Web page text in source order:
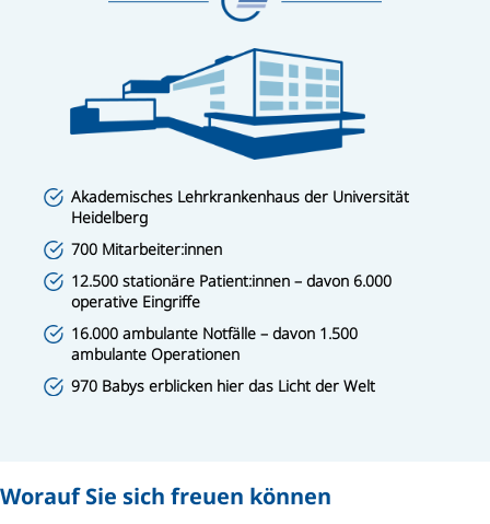
Akademisches Lehrkrankenhaus der Universität
Heidelberg
700 Mitarbeiter:innen
12.500 stationäre Patient:innen – davon 6.000
operative Eingriffe
16.000 ambulante Notfälle – davon 1.500
ambulante Operationen
970 Babys erblicken hier das Licht der Welt
Worauf Sie sich freuen können